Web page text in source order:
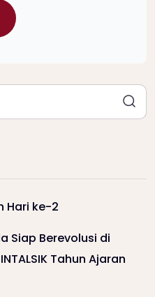
Hari ke-2
Siap Berevolusi di
Tahun Ajaran